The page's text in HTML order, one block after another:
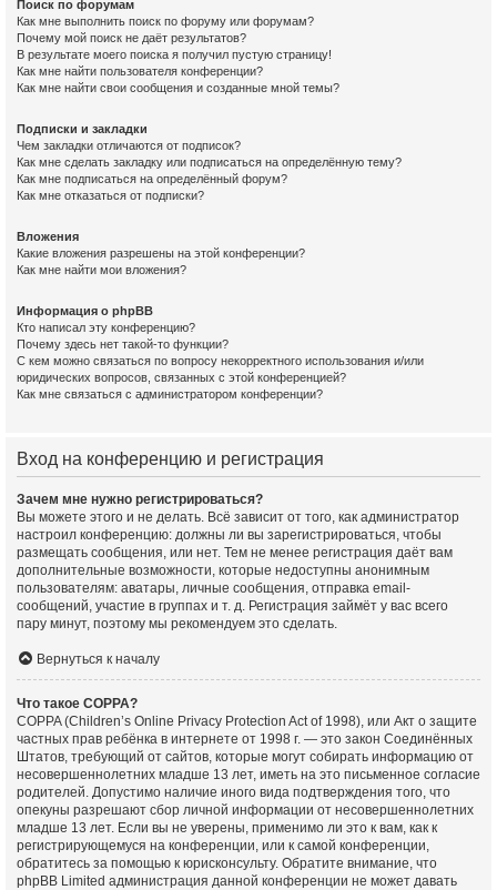
Поиск по форумам
Как мне выполнить поиск по форуму или форумам?
Почему мой поиск не даёт результатов?
В результате моего поиска я получил пустую страницу!
Как мне найти пользователя конференции?
Как мне найти свои сообщения и созданные мной темы?
Подписки и закладки
Чем закладки отличаются от подписок?
Как мне сделать закладку или подписаться на определённую тему?
Как мне подписаться на определённый форум?
Как мне отказаться от подписки?
Вложения
Какие вложения разрешены на этой конференции?
Как мне найти мои вложения?
Информация о phpBB
Кто написал эту конференцию?
Почему здесь нет такой-то функции?
С кем можно связаться по вопросу некорректного использования и/или
юридических вопросов, связанных с этой конференцией?
Как мне связаться с администратором конференции?
Вход на конференцию и регистрация
Зачем мне нужно регистрироваться?
Вы можете этого и не делать. Всё зависит от того, как администратор
настроил конференцию: должны ли вы зарегистрироваться, чтобы
размещать сообщения, или нет. Тем не менее регистрация даёт вам
дополнительные возможности, которые недоступны анонимным
пользователям: аватары, личные сообщения, отправка email-
сообщений, участие в группах и т. д. Регистрация займёт у вас всего
пару минут, поэтому мы рекомендуем это сделать.
Вернуться к началу
Что такое COPPA?
COPPA (Children’s Online Privacy Protection Act of 1998), или Акт о защите
частных прав ребёнка в интернете от 1998 г. — это закон Соединённых
Штатов, требующий от сайтов, которые могут собирать информацию от
несовершеннолетних младше 13 лет, иметь на это письменное согласие
родителей. Допустимо наличие иного вида подтверждения того, что
опекуны разрешают сбор личной информации от несовершеннолетних
младше 13 лет. Если вы не уверены, применимо ли это к вам, как к
регистрирующемуся на конференции, или к самой конференции,
обратитесь за помощью к юрисконсульту. Обратите внимание, что
phpBB Limited администрация данной конференции не может давать